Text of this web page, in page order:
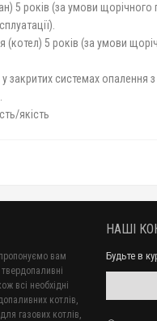
5 років (за умови
(котел) 5 років (за умови
у закритих системах
якість
вам
всі необхідні
котлів,
газових котлів,
НАШІ
Будьте в